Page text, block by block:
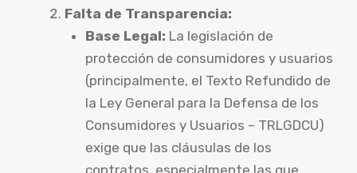
Falta de Transparencia:
Base Legal: La legislación de
protección de consumidores y usuarios
(principalmente, el Texto Refundido de
la Ley General para la Defensa de los
Consumidores y Usuarios – TRLGDCU)
exige que las cláusulas de los
contratos, especialmente las que